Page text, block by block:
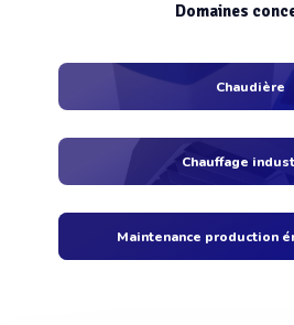
Domaines
Chaudière
Chauffage
Maintenance production